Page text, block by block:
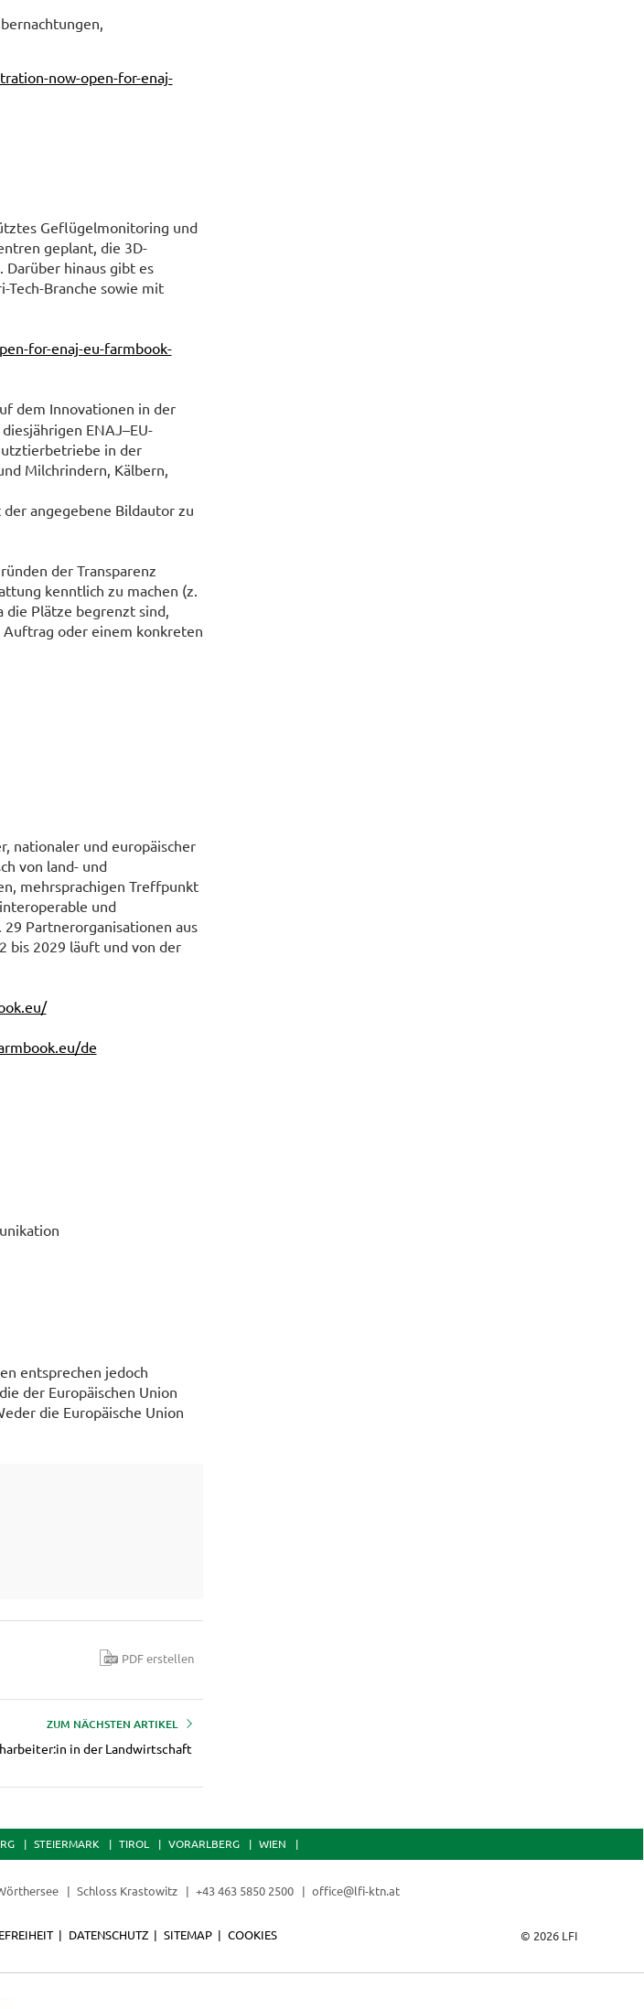
now-open-for-enaj-
Geflügelmonitoring und
geplant, die 3D-
Darüber hinaus gibt es
Branche sowie mit
for-enaj-eu-farmbook-
dem Innovationen in der
ENAJ–EU-
in der
Milchrindern, Kälbern,
angegebene Bildautor zu
der Transparenz
kenntlich zu machen (z.
die Plätze begrenzt sind,
oder einem konkreten
nationaler und europäischer
von land- und
mehrsprachigen Treffpunkt
und
Partnerorganisationen aus
bis 2029 läuft und von der
de
entsprechen jedoch
der Europäischen Union
die Europäische Union
PDF erstellen
ZUM NÄCHSTEN ARTIKEL
in der Landwirtschaft
STEIERMARK TIROL VORARLBERG WIEN
Schloss Krastowitz +43 463 5850 2500 office@lfi-ktn.at
© 2026 LFI
DATENSCHUTZ SITEMAP COOKIES